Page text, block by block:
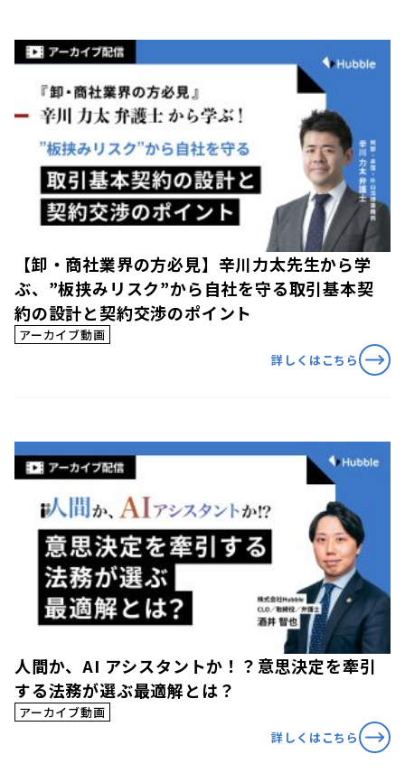
【卸・商社業界の方必見】辛川力太先生から学
ぶ、”板挟みリスク”から自社を守る取引基本契
約の設計と契約交渉のポイント
アーカイブ動画
詳しくはこちら
人間か、AI アシスタントか！？意思決定を牽引
する法務が選ぶ最適解とは？
アーカイブ動画
詳しくはこちら